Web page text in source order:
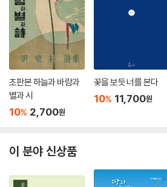
초판본 하늘과 바람과
별과 시
10% 2,700원
꽃을 보듯 너를 본다
10% 11,700원
이 분야 신상품